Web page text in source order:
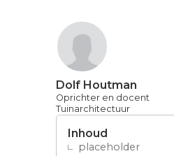
Dolf Houtman
Oprichter en docent
Tuinarchitectuur
Inhoud
placeholder